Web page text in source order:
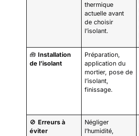
thermique
actuelle avant
de choisir
l’isolant.
🧰Installation
de l’isolant
Préparation,
application du
mortier, pose de
l’isolant,
finissage.
🚫Erreurs à
éviter
Négliger
l’humidité,